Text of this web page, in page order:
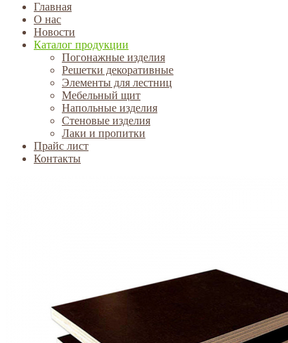
Главная
О нас
Новости
Каталог продукции
Погонажные изделия
Решетки декоративные
Элементы для лестниц
Мебельный щит
Напольные изделия
Стеновые изделия
Лаки и пропитки
Прайс лист
Контакты